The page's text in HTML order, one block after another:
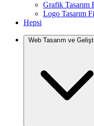
Grafik Tasarım
Logo Tasarım
Hepsi
Web Tasarım ve